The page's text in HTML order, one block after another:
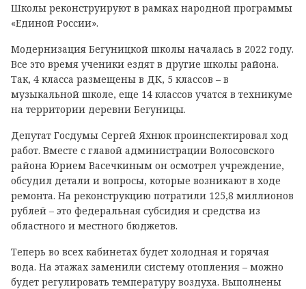
Школы реконструируют в рамках народной программы
«Единой России».
Модернизация Бегуницкой школы началась в 2022 году.
Все это время ученики ездят в другие школы района.
Так, 4 класса размещены в ДК, 5 классов – в
музыкальной школе, еще 14 классов учатся в техникуме
на территории деревни Бегуницы.
Депутат Госдумы Сергей Яхнюк проинспектировал ход
работ. Вместе с главой администрации Волосовского
района Юрием Васечкиным он осмотрел учреждение,
обсудил детали и вопросы, которые возникают в ходе
ремонта. На реконструкцию потратили 125,8 миллионов
рублей – это федеральная субсидия и средства из
областного и местного бюджетов.
Теперь во всех кабинетах будет холодная и горячая
вода. На этажах заменили систему отопления – можно
будет регулировать температуру воздуха. Выполнены